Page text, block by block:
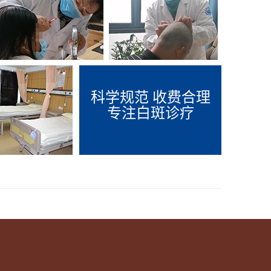
科学规范 收费合理
专注白斑诊疗